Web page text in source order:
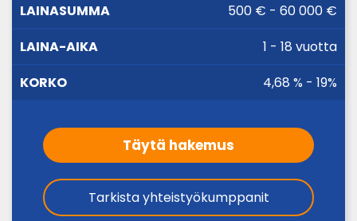
LAINASUMMA KORKO500 € - 60 000 €
1 - 18 vuotta
4,68 % - 19%
Täytä hakemus
Tarkista yhteistyökumppanit